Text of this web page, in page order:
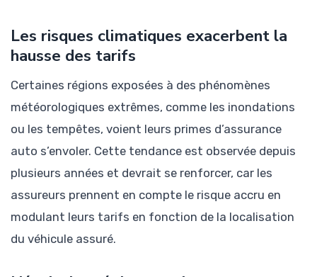
Les risques climatiques exacerbent la
hausse des tarifs
Certaines régions exposées à des phénomènes
météorologiques extrêmes, comme les inondations
ou les tempêtes, voient leurs primes d’assurance
auto s’envoler. Cette tendance est observée depuis
plusieurs années et devrait se renforcer, car les
assureurs prennent en compte le risque accru en
modulant leurs tarifs en fonction de la localisation
du véhicule assuré.